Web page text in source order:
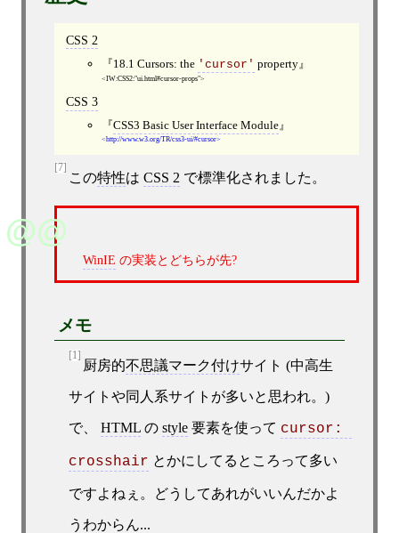
CSS 2
18.1 Cursors: the 'cursor' property
IW:CSS2:"ui.html#cursor-props"
CSS 3
CSS3 Basic User Interface Module
http://www.w3.org/TR/css3-ui/#cursor
[7]
この特性は CSS 2 で標準化されました。
WinIE の実装とどちらが先?
メモ
[1]
厨房的不思議マーク付けサイト (中高生
サイトや同人系サイトが多いと思われ。)
で、 HTMLの style要素を使って cursor:
crosshair とかにしてるところって多い
ですよねぇ。どうしてあれがいいんだかよ
うわからん...